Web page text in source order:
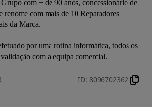
renome com mais de 10 Reparadores
da Marca.
com a equipa comercial.
ID: 8096702362